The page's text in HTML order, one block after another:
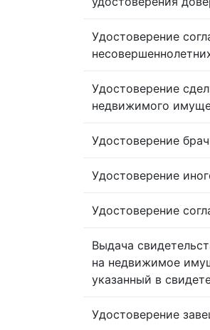
Удостоверение
Удостоверение
недвижимого
Удостоверение
Удостоверение
Удостоверение
Выдача
на недвижимое
указанный в
Удостоверение